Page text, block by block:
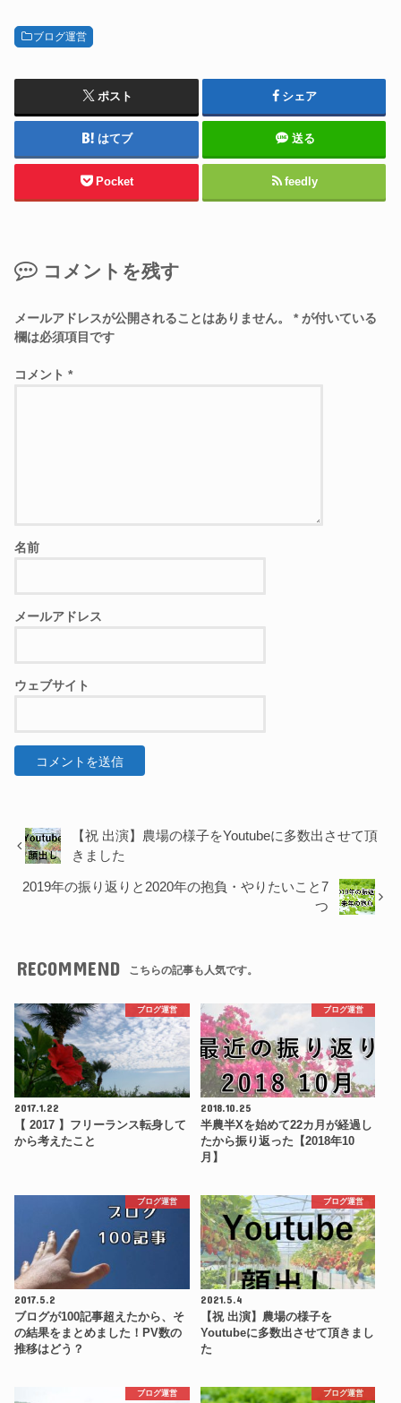
ブログ運営
ポスト シェア
はてブ 送る
Pocket feedly
コメントを残す
メールアドレスが公開されることはありません。 *が付いている
欄は必須項目です
コメント*
名前
メールアドレス
ウェブサイト
【祝 出演】農場の様子をYoutubeに多数出させて頂
きました
2019年の振り返りと2020年の抱負・やりたいこと7
つ
RECOMMEND こちらの記事も人気です。
ブログ運営
2017.1.22
【 2017 】フリーランス転身して
から考えたこと
ブログ運営
2018.10.25
半農半Xを始めて22カ月が経過し
たから振り返った【2018年10
月】
ブログ運営
2017.5.2
ブログが100記事超えたから、そ
の結果をまとめました！PV数の
推移はどう？
ブログ運営
2021.5.4
【祝 出演】農場の様子を
Youtubeに多数出させて頂きまし
た
ブログ運営 ブログ運営